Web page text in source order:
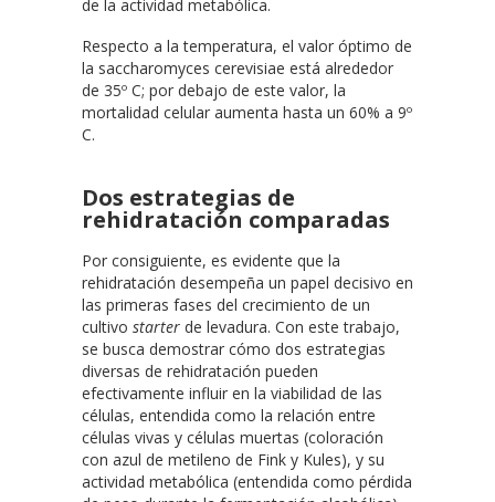
de la actividad metabólica.
Respecto a la temperatura, el valor óptimo de
la saccharomyces cerevisiae está alrededor
de 35º C; por debajo de este valor, la
mortalidad celular aumenta hasta un 60% a 9º
C.
Dos estrategias de
rehidratación comparadas
Por consiguiente, es evidente que la
rehidratación desempeña un papel decisivo en
las primeras fases del crecimiento de un
cultivo starter de levadura. Con este trabajo,
se busca demostrar cómo dos estrategias
diversas de rehidratación pueden
efectivamente influir en la viabilidad de las
células, entendida como la relación entre
células vivas y células muertas (coloración
con azul de metileno de Fink y Kules), y su
actividad metabólica (entendida como pérdida